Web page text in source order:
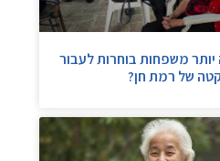
משפחות בוחרות לעבור
של רמת חן?